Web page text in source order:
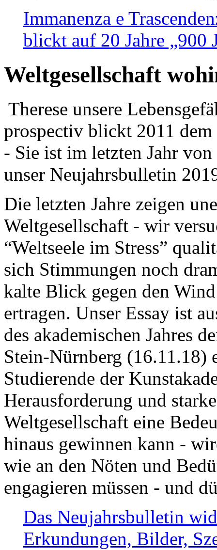
Immanenza e
blickt auf 20 Jahre „900
Weltgesellschaft
Therese unsere
prospectiv blickt 2011
- Sie ist im letzten Jahr
unser Neujahrsbulletin
Die letzten Jahre zeigen
Weltgesellschaft - wir
“Weltseele im Stress”
sich Stimmungen noch
kalte Blick gegen den
ertragen. Unser Essay ist
des akademischen Jahres
Stein-Nürnberg (16.11.18)
Studierende der
Herausforderung und
Weltgesellschaft eine
hinaus gewinnen kann -
wie an den Nöten und
engagieren müssen - und
Das Neujahrsbulletin
Erkundungen, Bilder,